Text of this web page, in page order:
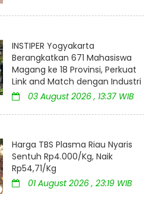
INSTIPER Yogyakarta
Berangkatkan 671 Mahasiswa
Magang ke 18 Provinsi, Perkuat
Link and Match dengan Industri
03 August 2026 , 13:37 WIB
Harga TBS Plasma Riau Nyaris
Sentuh Rp4.000/Kg, Naik
Rp54,71/Kg
01 August 2026 , 23:19 WIB